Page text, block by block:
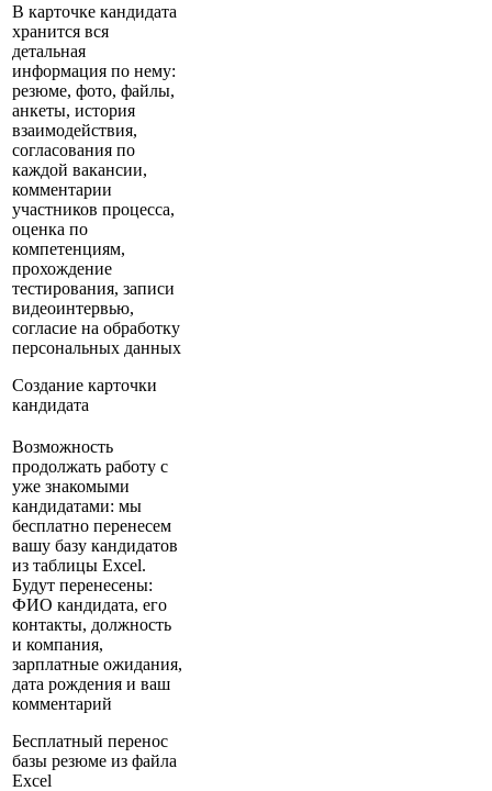
В карточке кандидата
хранится вся
детальная
информация по нему:
резюме, фото, файлы,
анкеты, история
взаимодействия,
согласования по
каждой вакансии,
комментарии
участников процесса,
оценка по
компетенциям,
прохождение
тестирования, записи
видеоинтервью,
согласие на обработку
персональных данных
Создание карточки
кандидата
Возможность
продолжать работу с
уже знакомыми
кандидатами: мы
бесплатно перенесем
вашу базу кандидатов
из таблицы Excel.
Будут перенесены:
ФИО кандидата, его
контакты, должность
и компания,
зарплатные ожидания,
дата рождения и ваш
комментарий
Бесплатный перенос
базы резюме из файла
Excel